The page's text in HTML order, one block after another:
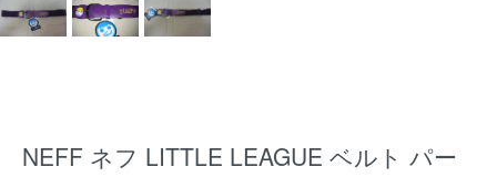
NEFF ネフ LITTLE LEAGUE ベルト パー